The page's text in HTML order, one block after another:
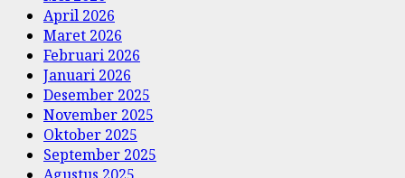
April 2026
Maret 2026
Februari 2026
Januari 2026
Desember 2025
November 2025
Oktober 2025
September 2025